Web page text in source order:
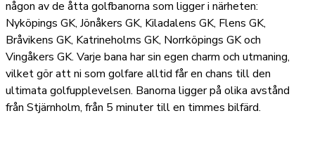
någon av de åtta golfbanorna som ligger i närheten:
Nyköpings GK, Jönåkers GK, Kiladalens GK, Flens GK,
Bråvikens GK, Katrineholms GK, Norrköpings GK och
Vingåkers GK. Varje bana har sin egen charm och utmaning,
vilket gör att ni som golfare alltid får en chans till den
ultimata golfupplevelsen. Banorna ligger på olika avstånd
från Stjärnholm, från 5 minuter till en timmes bilfärd.